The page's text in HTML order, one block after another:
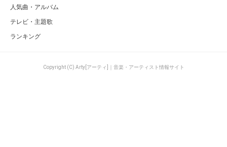
人気曲・アルバム
テレビ・主題歌
ランキング
Copyright (C) Arty[アーティ]｜音楽・アーティスト情報サイト